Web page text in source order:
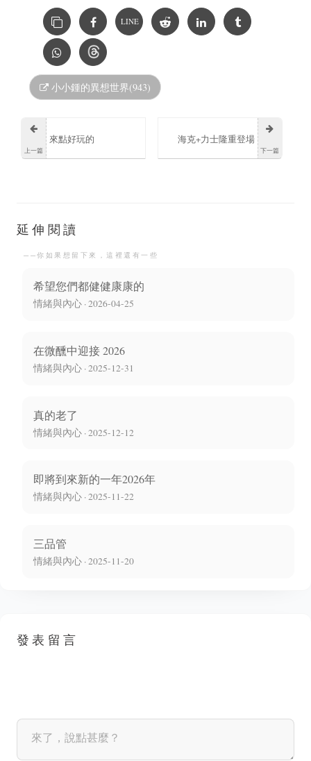
LINE
小小鍾的異想世界(943)
上一篇
來點好玩的
下一篇
海克+力士隆重登場
延伸閱讀
──你如果想留下來，這裡還有一些
希望您們都健健康康的
情緒與內心 · 2026-04-25
在微醺中迎接 2026
情緒與內心 · 2025-12-31
真的老了
情緒與內心 · 2025-12-12
即將到來新的一年2026年
情緒與內心 · 2025-11-22
三品管
情緒與內心 · 2025-11-20
發表留言